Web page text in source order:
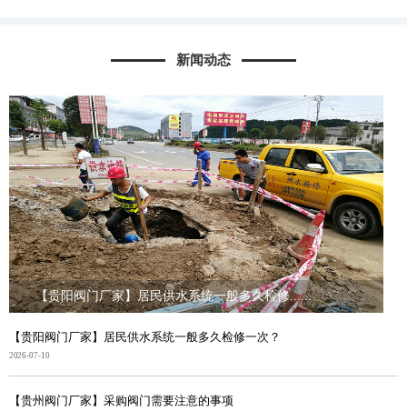
新闻动态
【贵阳阀门厂家】居民供水系统一般多久检修......
【贵阳阀门厂家】居民供水系统一般多久检修一次？
2026-07-10
【贵州阀门厂家】采购阀门需要注意的事项